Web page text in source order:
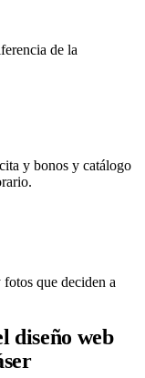
de la
y bonos y catálogo
que deciden a
diseño web